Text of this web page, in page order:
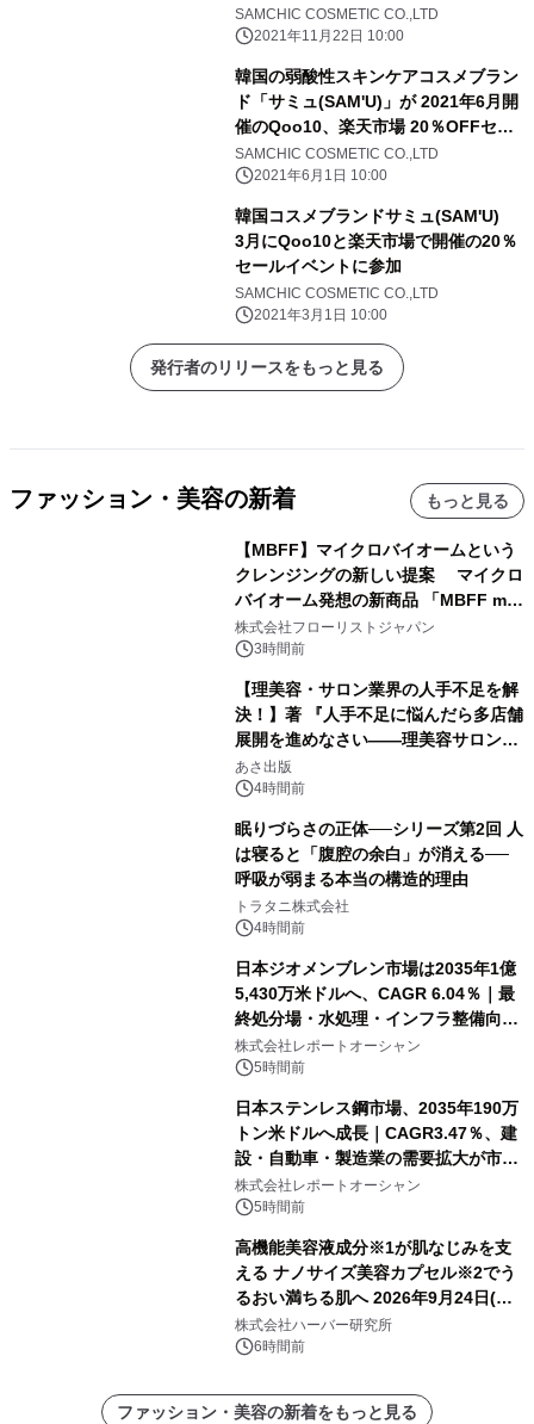
店にて開催！
SAMCHIC COSMETIC CO.,LTD
2021年11月22日 10:00
韓国の弱酸性スキンケアコスメブラン
ド「サミュ(SAM'U)」が 2021年6月開
催のQoo10、楽天市場 20％OFFセー
ルイベントに参加！
SAMCHIC COSMETIC CO.,LTD
2021年6月1日 10:00
韓国コスメブランドサミュ(SAM'U)
3月にQoo10と楽天市場で開催の20％
セールイベントに参加
SAMCHIC COSMETIC CO.,LTD
2021年3月1日 10:00
発行者のリリースをもっと見る
ファッション・美容の新着 もっと見る
【MBFF】マイクロバイオームという
クレンジングの新しい提案 マイクロ
バイオーム発想の新商品 「MBFF mb
クレンジングPRO」を2026年8月6日
発売
株式会社フローリストジャパン
3時間前
【理美容・サロン業界の人手不足を解
決！】著 『人手不足に悩んだら多店舗
展開を進めなさい――理美容サロン
「多店舗展開」の教科書』2026年8月
24日（月）発売
あさ出版
4時間前
眠りづらさの正体──シリーズ第2回 人
は寝ると「腹腔の余白」が消える──
呼吸が弱まる本当の構造的理由
トラタニ株式会社
4時間前
日本ジオメンブレン市場は2035年1億
5,430万米ドルへ、CAGR 6.04％｜最
終処分場・水処理・インフラ整備向け
需要拡大
株式会社レポートオーシャン
5時間前
日本ステンレス鋼市場、2035年190万
トン米ドルへ成長｜CAGR3.47％、建
設・自動車・製造業の需要拡大が市場
を牽引
株式会社レポートオーシャン
5時間前
高機能美容液成分※1が肌なじみを支
える ナノサイズ美容カプセル※2でう
るおい満ちる肌へ 2026年9月24日(木)
よりリニューアル新発売 『ディープモ
イストセラム』
株式会社ハーバー研究所
6時間前
ファッション・美容の新着をもっと見る